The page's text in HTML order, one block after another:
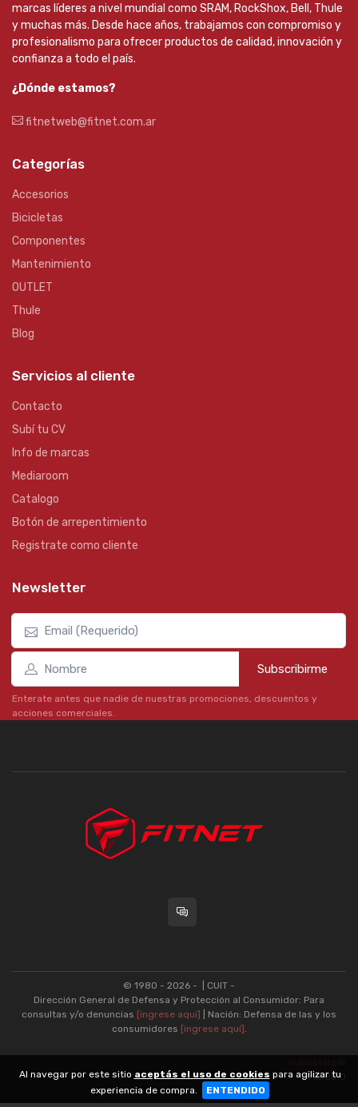
marcas líderes a nivel mundial como SRAM, RockShox, Bell, Thule
y muchas más. Desde hace años, trabajamos con compromiso y
profesionalismo para ofrecer productos de calidad, innovación y
confianza a todo el país.
¿Dónde estamos?
fitnetweb@fitnet.com.ar
Categorías
Accesorios
Bicicletas
Componentes
Mantenimiento
OUTLET
Thule
Blog
Servicios al cliente
Contacto
Subí tu CV
Info de marcas
Mediaroom
Catalogo
Botón de arrepentimiento
Registrate como cliente
Newsletter
Subscribirme
Enterate antes que nadie de nuestras promociones, descuentos y
acciones comerciales.
© 1980 - 2026 -
| CUIT -
Dirección General de Defensa y Protección al Consumidor: Para
consultas y/o denuncias [ingrese aquí]
| Nación: Defensa de las y los
consumidores [ingrese aquí] .
v13.08.0
Al navegar por este sitio aceptás el uso de cookies para agilizar tu
experiencia de compra.
ENTENDIDO